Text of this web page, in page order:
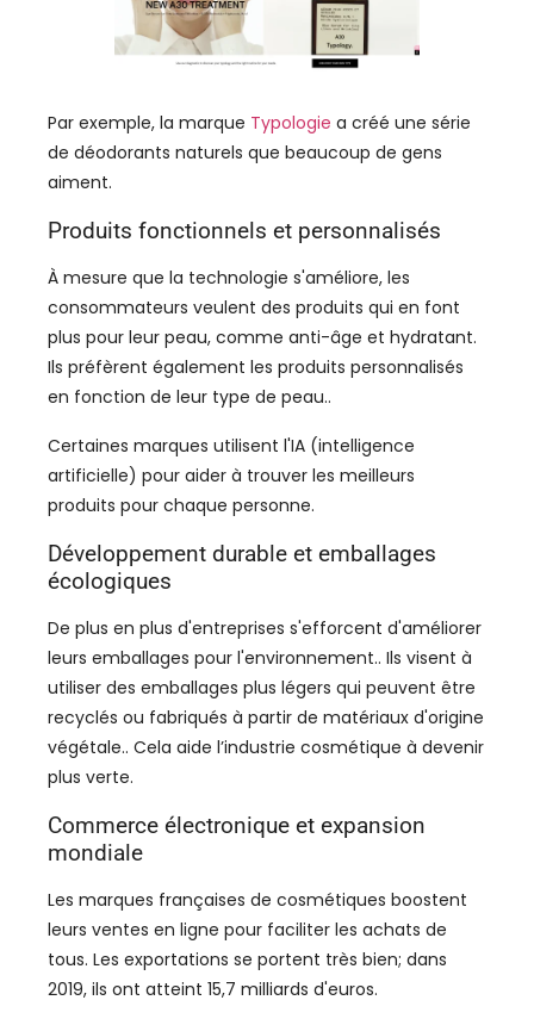
Par exemple, la marque Typologie a créé une série
de déodorants naturels que beaucoup de gens
aiment.
Produits fonctionnels et personnalisés
À mesure que la technologie s'améliore, les
consommateurs veulent des produits qui en font
plus pour leur peau, comme anti-âge et hydratant.
Ils préfèrent également les produits personnalisés
en fonction de leur type de peau..
Certaines marques utilisent l'IA (intelligence
artificielle) pour aider à trouver les meilleurs
produits pour chaque personne.
Développement durable et emballages
écologiques
De plus en plus d'entreprises s'efforcent d'améliorer
leurs emballages pour l'environnement.. Ils visent à
utiliser des emballages plus légers qui peuvent être
recyclés ou fabriqués à partir de matériaux d'origine
végétale.. Cela aide l’industrie cosmétique à devenir
plus verte.
Commerce électronique et expansion
mondiale
Les marques françaises de cosmétiques boostent
leurs ventes en ligne pour faciliter les achats de
tous. Les exportations se portent très bien; dans
2019, ils ont atteint 15,7 milliards d'euros.